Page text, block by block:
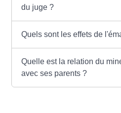
du juge ?
Quels sont les effets de
Quelle est la relation du
avec ses parents ?